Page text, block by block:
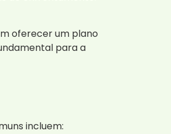
oferecer um plano
para a
incluem: